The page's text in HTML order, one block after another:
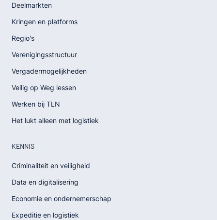
Deelmarkten
Kringen en platforms
Regio's
Verenigingsstructuur
Vergadermogelijkheden
Veilig op Weg lessen
Werken bij TLN
Het lukt alleen met logistiek
KENNIS
Criminaliteit en veiligheid
Data en digitalisering
Economie en ondernemerschap
Expeditie en logistiek